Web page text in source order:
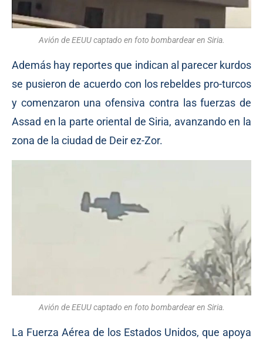
Avión de EEUU captado en foto bombardear en Siria.
Además hay reportes que indican al parecer kurdos
se pusieron de acuerdo con los rebeldes pro-turcos
y comenzaron una ofensiva contra las fuerzas de
Assad en la parte oriental de Siria, avanzando en la
zona de la ciudad de Deir ez-Zor.
Avión de EEUU captado en foto bombardear en Siria.
La Fuerza Aérea de los Estados Unidos, que apoya